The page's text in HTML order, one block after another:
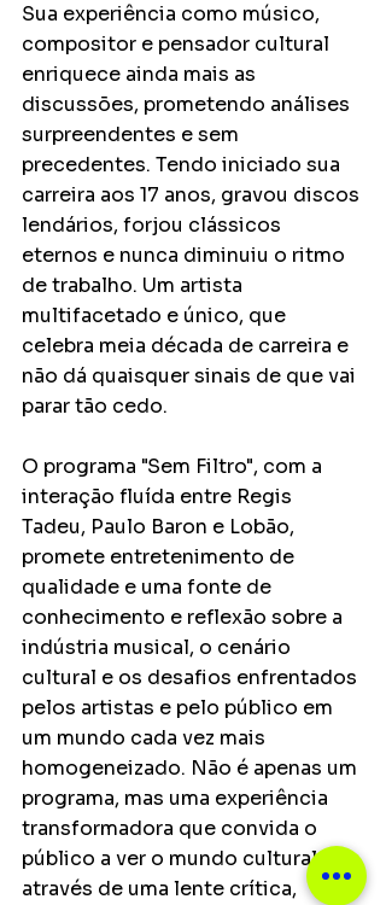
Sua experiência como músico,
compositor e pensador cultural
enriquece ainda mais as
discussões, prometendo análises
surpreendentes e sem
precedentes. Tendo iniciado sua
carreira aos 17 anos, gravou discos
lendários, forjou clássicos
eternos e nunca diminuiu o ritmo
de trabalho. Um artista
multifacetado e único, que
celebra meia década de carreira e
não dá quaisquer sinais de que vai
parar tão cedo.
O programa "Sem Filtro", com a
interação fluída entre Regis
Tadeu, Paulo Baron e Lobão,
promete entretenimento de
qualidade e uma fonte de
conhecimento e reflexão sobre a
indústria musical, o cenário
cultural e os desafios enfrentados
pelos artistas e pelo público em
um mundo cada vez mais
homogeneizado. Não é apenas um
programa, mas uma experiência
transformadora que convida o
público a ver o mundo cultural
através de uma lente crítica,